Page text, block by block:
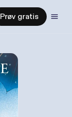
Prøv gratis